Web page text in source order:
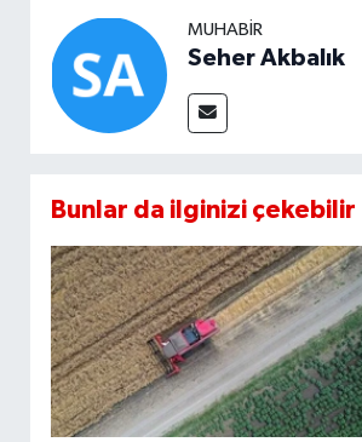
MUHABIR
Seher Akbalık
Bunlar da ilginizi çekebilir